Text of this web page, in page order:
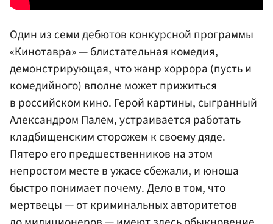
Один из семи дебютов конкурсной программы
«Кинотавра» — блистательная комедия,
демонстрирующая, что жанр хоррора (пусть и
комедийного) вполне может прижиться
в российском кино. Герой картины, сыгранный
Александром Палем, устраивается работать
кладбищенским сторожем к своему дяде.
Пятеро его предшественников на этом
непростом месте в ужасе сбежали, и юноша
быстро понимает почему. Дело в том, что
мертвецы — от криминальных авторитетов